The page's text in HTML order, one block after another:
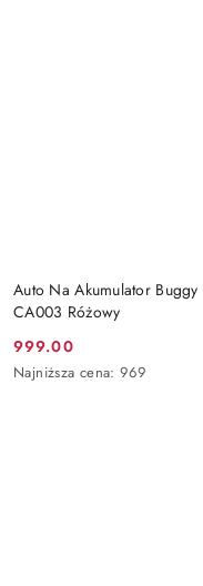
Auto Na Akumulator
CA003 Różowy
Cena
promocyjna:
999.00
Najniższa
Najniższa cena: 969